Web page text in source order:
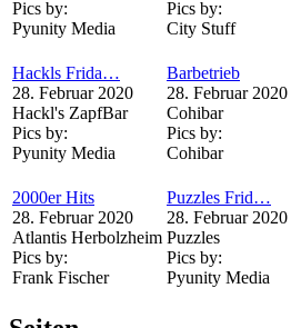
Pics by:
Pyunity Media
Pics by:
City Stuff
Hackls Frida…
28. Februar 2020
Hackl's ZapfBar
Pics by:
Pyunity Media
Barbetrieb
28. Februar 2020
Cohibar
Pics by:
Cohibar
2000er Hits
28. Februar 2020
Atlantis Herbolzheim
Pics by:
Frank Fischer
Puzzles Frid…
28. Februar 2020
Puzzles
Pics by:
Pyunity Media